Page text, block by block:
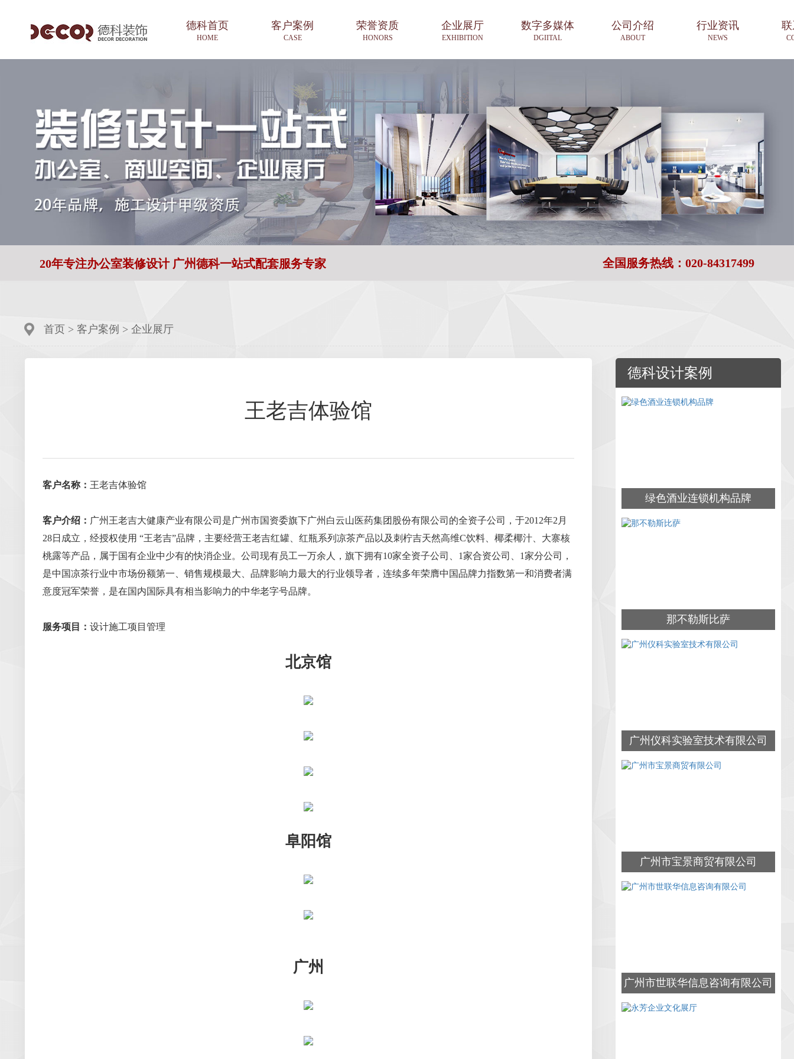
德科首页
HOME
客户案例
CASE
荣誉资质
HONORS
企业展厅
EXHIBITION
数字多媒体
DGIITAL
公司介绍
ABOUT
行业资讯
NEWS
20年专注办公室装修设计 广州德科一站式配套服务专家 全国服务热线：020-84317499
首页 > 客户案例 > 企业展厅
王老吉体验馆
客户名称： 王老吉体验馆
客户介绍： 广州王老吉大健康产业有限公司是广州市国资委旗下广州白云山医药集团股份有限公司的全资子公司，于2012年2月
28日成立，经授权使用 “王老吉”品牌，主要经营王老吉红罐、红瓶系列凉茶产品以及刺柠吉天然高维C饮料、椰柔椰汁、大寨核
桃露等产品，属于国有企业中少有的快消企业。公司现有员工一万余人，旗下拥有10家全资子公司、1家合资公司、1家分公司，
是中国凉茶行业中市场份额第一、销售规模最大、品牌影响力最大的行业领导者，连续多年荣膺中国品牌力指数第一和消费者满
意度冠军荣誉，是在国内国际具有相当影响力的中华老字号品牌。
服务项目： 设计施工项目管理
北京馆
阜阳馆
广州
德科设计案例
绿色酒业连锁机构品牌
那不勒斯比萨
广州仪科实验室技术有限公司
广州市宝景商贸有限公司
广州市世联华信息咨询有限公司